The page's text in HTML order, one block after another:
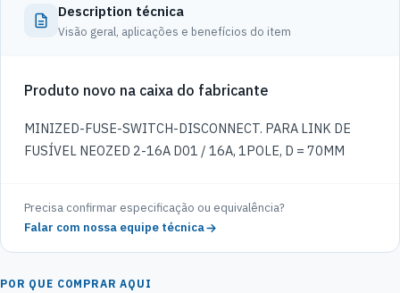
Description técnica
Visão geral, aplicações e benefícios do item
Produto novo na caixa do fabricante
MINIZED-FUSE-SWITCH-DISCONNECT. PARA LINK DE
FUSÍVEL NEOZED 2-16A D01 / 16A, 1POLE, D = 70MM
Precisa confirmar especificação ou equivalência?
Falar com nossa equipe técnica
POR QUE COMPRAR AQUI